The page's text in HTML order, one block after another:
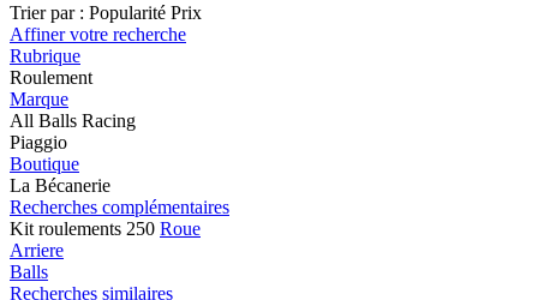
Trier par : Popularité Prix
Affiner votre recherche
Rubrique
Roulement
Marque
All Balls Racing
Piaggio
Boutique
La Bécanerie
Recherches complémentaires
Kit roulements 250 Roue
Arriere
Balls
Recherches similaires